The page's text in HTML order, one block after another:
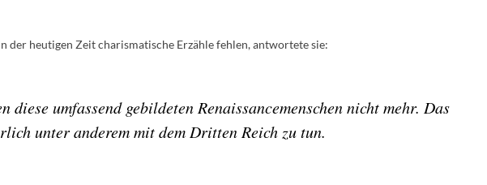
der heutigen Zeit charismatische Erzähle fehlen, antwortete sie:
diese umfassend gebildeten Renaissancemenschen nicht mehr. Das
unter anderem mit dem Dritten Reich zu tun.